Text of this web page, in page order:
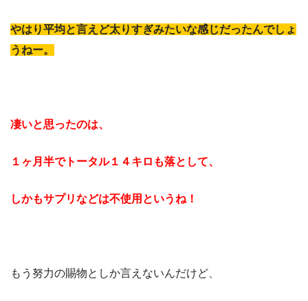
やはり平均と言えど太りすぎみたいな感じだったんでしょ
うねー。
凄いと思ったのは、
１ヶ月半でトータル１４キロも落として、
しかもサプリなどは不使用というね！
もう努力の賜物としか言えないんだけど、